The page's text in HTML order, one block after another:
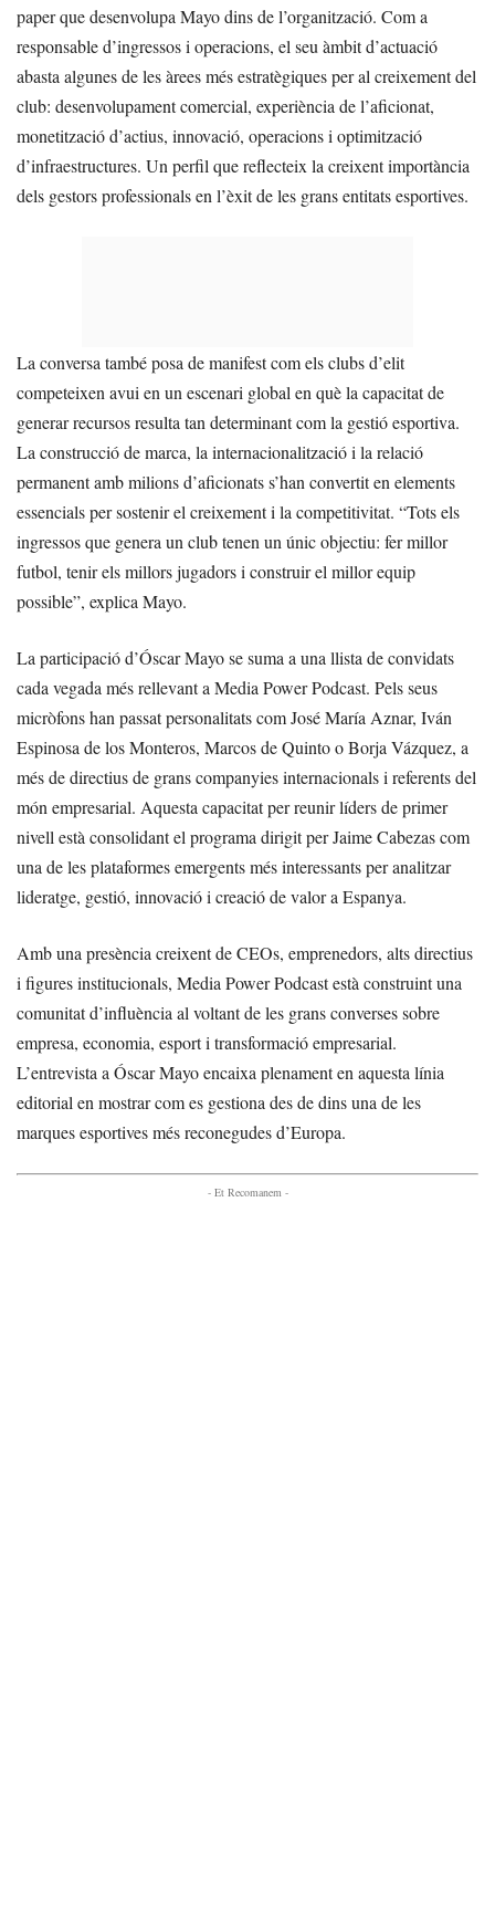
paper que desenvolupa Mayo dins de l’organització. Com a
responsable d’ingressos i operacions, el seu àmbit d’actuació
abasta algunes de les àrees més estratègiques per al creixement del
club: desenvolupament comercial, experiència de l’aficionat,
monetització d’actius, innovació, operacions i optimització
d’infraestructures. Un perfil que reflecteix la creixent importància
dels gestors professionals en l’èxit de les grans entitats esportives.
La conversa també posa de manifest com els clubs d’elit
competeixen avui en un escenari global en què la capacitat de
generar recursos resulta tan determinant com la gestió esportiva.
La construcció de marca, la internacionalització i la relació
permanent amb milions d’aficionats s’han convertit en elements
essencials per sostenir el creixement i la competitivitat. “Tots els
ingressos que genera un club tenen un únic objectiu: fer millor
futbol, tenir els millors jugadors i construir el millor equip
possible”, explica Mayo.
La participació d’Óscar Mayo se suma a una llista de convidats
cada vegada més rellevant a Media Power Podcast. Pels seus
micròfons han passat personalitats com José María Aznar, Iván
Espinosa de los Monteros, Marcos de Quinto o Borja Vázquez, a
més de directius de grans companyies internacionals i referents del
món empresarial. Aquesta capacitat per reunir líders de primer
nivell està consolidant el programa dirigit per Jaime Cabezas com
una de les plataformes emergents més interessants per analitzar
lideratge, gestió, innovació i creació de valor a Espanya.
Amb una presència creixent de CEOs, emprenedors, alts directius
i figures institucionals, Media Power Podcast està construint una
comunitat d’influència al voltant de les grans converses sobre
empresa, economia, esport i transformació empresarial.
L’entrevista a Óscar Mayo encaixa plenament en aquesta línia
editorial en mostrar com es gestiona des de dins una de les
marques esportives més reconegudes d’Europa.
- Et Recomanem -